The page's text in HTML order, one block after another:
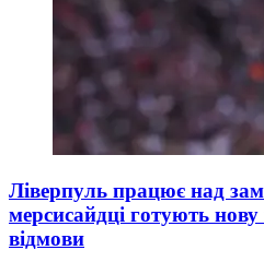
Ліверпуль працює над
мерсисайдці готують
відмови